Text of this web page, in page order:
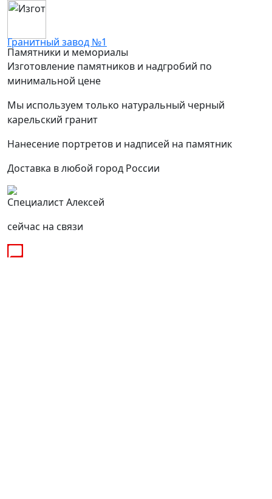
Гранитный завод №1
Памятники и мемориалы
Изготовление памятников и надгробий по
минимальной цене
Мы используем только натуральный черный
карельский гранит
Нанесение портретов и надписей на памятник
Доставка в любой город России
Специалист Алексей
сейчас на связи